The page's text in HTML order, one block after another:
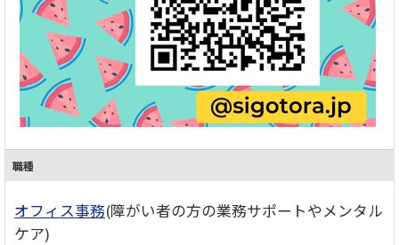
職種
オフィス事務(障がい者の方の業務サポートやメンタル
ケア)